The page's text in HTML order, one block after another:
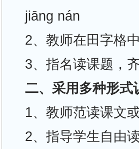
jiānɡ nán
2、教师在田字格
3、指名读课题，
二、采用多种形式
1、教师范读课文
2、指导学生自由